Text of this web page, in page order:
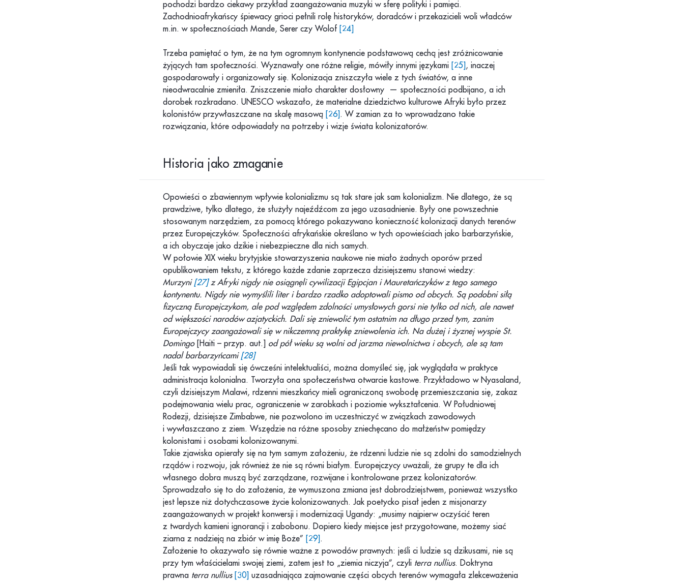
pochodzi bardzo ciekawy przykład zaangażowania muzyki w sferę polityki i pamięci.
Zachodnioafrykańscy śpiewacy grioci pełnili rolę historyków, doradców i przekazicieli woli władców
m.in. w społecznościach Mande, Serer czy Wolof
[24]
Trzeba pamiętać o tym, że na tym ogromnym kontynencie podstawową cechą jest zróżnicowanie
żyjących tam społeczności. Wyznawały one różne religie, mówiły innymi językami
[25] , inaczej
gospodarowały i organizowały się. Kolonizacja zniszczyła wiele z tych światów, a inne
nieodwracalnie zmieniła. Zniszczenie miało charakter dosłowny — społeczności podbijano, a ich
dorobek rozkradano. UNESCO wskazało, że materialne dziedzictwo kulturowe Afryki było przez
kolonistów przywłaszczane na skalę masową
[26] . W zamian za to wprowadzano takie
rozwiązania, które odpowiadały na potrzeby i wizje świata kolonizatorów.
Historia jako zmaganie
Opowieści o zbawiennym wpływie kolonializmu są tak stare jak sam kolonializm. Nie dlatego, że są
prawdziwe, tylko dlatego, że służyły najeźdźcom za jego uzasadnienie. Były one powszechnie
stosowanym narzędziem, za pomocą którego pokazywano konieczność kolonizacji danych terenów
przez Europejczyków. Społeczności afrykańskie określano w tych opowieściach jako barbarzyńskie,
a ich obyczaje jako dzikie i niebezpieczne dla nich samych.
W połowie XIX wieku brytyjskie stowarzyszenia naukowe nie miało żadnych oporów przed
opublikowaniem tekstu, z którego każde zdanie zaprzecza dzisiejszemu stanowi wiedzy:
Murzyni [27]z Afryki nigdy nie osiągnęli cywilizacji Egipcjan i Mauretańczyków z tego samego
kontynentu. Nigdy nie wymyślili liter i bardzo rzadko adoptowali pismo od obcych. Są podobni siłą
fizyczną Europejczykom, ale pod względem zdolności umysłowych gorsi nie tylko od nich, ale nawet
od większości narodów azjatyckich. Dali się zniewolić tym ostatnim na długo przed tym, zanim
Europejczycy zaangażowali się w nikczemną praktykę zniewolenia ich. Na dużej i żyznej wyspie St.
Domingo
[Haiti – przyp. aut.]
od pół wieku są wolni od jarzma niewolnictwa i obcych, ale są tam
nadal barbarzyńcami [28]
Jeśli tak wypowiadali się ówcześni intelektualiści, można domyśleć się, jak wyglądała w praktyce
administracja kolonialna. Tworzyła ona społeczeństwa otwarcie kastowe. Przykładowo w Nyasaland,
czyli dzisiejszym Malawi, rdzenni mieszkańcy mieli ograniczoną swobodę przemieszczania się, zakaz
podejmowania wielu prac, ograniczenie w zarobkach i poziomie wykształcenia. W Południowej
Rodezji, dzisiejsze Zimbabwe, nie pozwolono im uczestniczyć w związkach zawodowych
i wywłaszczano z ziem. Wszędzie na różne sposoby zniechęcano do małżeństw pomiędzy
kolonistami i osobami kolonizowanymi.
Takie zjawiska opierały się na tym samym założeniu, że rdzenni ludzie nie są zdolni do samodzielnych
rządów i rozwoju, jak również że nie są równi białym. Europejczycy uważali, że grupy te dla ich
własnego dobra muszą być zarządzane, rozwijane i kontrolowane przez kolonizatorów.
Sprowadzało się to do założenia, że wymuszona zmiana jest dobrodziejstwem, ponieważ wszystko
jest lepsze niż dotychczasowe życie kolonizowanych. Jak poetycko pisał jeden z misjonarzy
zaangażowanych w projekt konwersji i modernizacji Ugandy: „musimy najpierw oczyścić teren
z twardych kamieni ignorancji i zabobonu. Dopiero kiedy miejsce jest przygotowane, możemy siać
ziarna z nadzieją na zbiór w imię Boże”
[29] .
Założenie to okazywało się równie ważne z powodów prawnych: jeśli ci ludzie są dzikusami, nie są
przy tym właścicielami swojej ziemi, zatem jest to „ziemia niczyja”, czyli terra nullius. Doktryna
prawna terra nullius 30] uzasadniająca zajmowanie części obcych terenów wymagała zlekceważenia